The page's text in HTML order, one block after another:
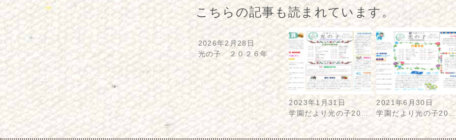
こちらの記事も読まれています。
2026年2月28日
光の子 ２０２６年 …
2023年1月31日
学園だより光の子20…
2021年6月30日
学園だより光の子20…